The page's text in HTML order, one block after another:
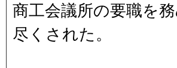
商工会議所の要職を
尽くされた。